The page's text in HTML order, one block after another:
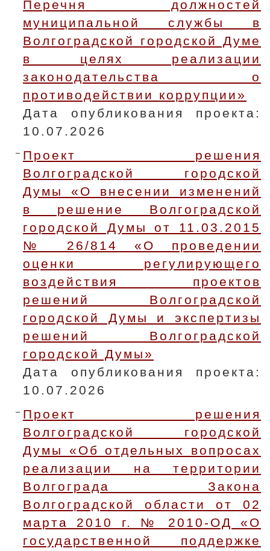
Перечня должностей
муниципальной службы в
Волгоградской городской Думе
в целях реализации
законодательства о
противодействии коррупции»
Дата опубликования проекта:
10.07.2026
Проект решения
Волгоградской городской
Думы «О внесении изменений
в решение Волгоградской
городской Думы от 11.03.2015
№ 26/814 «О проведении
оценки регулирующего
воздействия проектов
решений Волгоградской
городской Думы и экспертизы
решений Волгоградской
городской Думы»
Дата опубликования проекта:
10.07.2026
Проект решения
Волгоградской городской
Думы «Об отдельных вопросах
реализации на территории
Волгограда Закона
Волгоградской области от 02
марта 2010 г. № 2010-ОД «О
государственной поддержке